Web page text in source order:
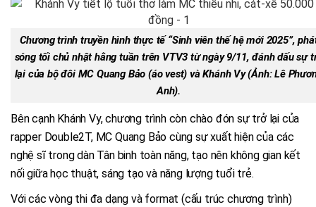
Chương trình truyền hình thực tế “Sinh viên thế hệ mới 2025”,
sóng tối chủ nhật hằng tuần trên VTV3 từ ngày 9/11, đánh dấu sự
lại của bộ đôi MC Quang Bảo (áo vest) và Khánh Vy (Ảnh: Lê
Anh).
Bên cạnh Khánh Vy, chương trình còn chào đón sự trở lại của
rapper Double2T, MC Quang Bảo cùng sự xuất hiện của các
nghệ sĩ trong dàn Tân binh toàn năng, tạo nên không gian kết
nối giữa học thuật, sáng tạo và năng lượng tuổi trẻ.
Với các vòng thi đa dạng và format (cấu trúc chương trình)